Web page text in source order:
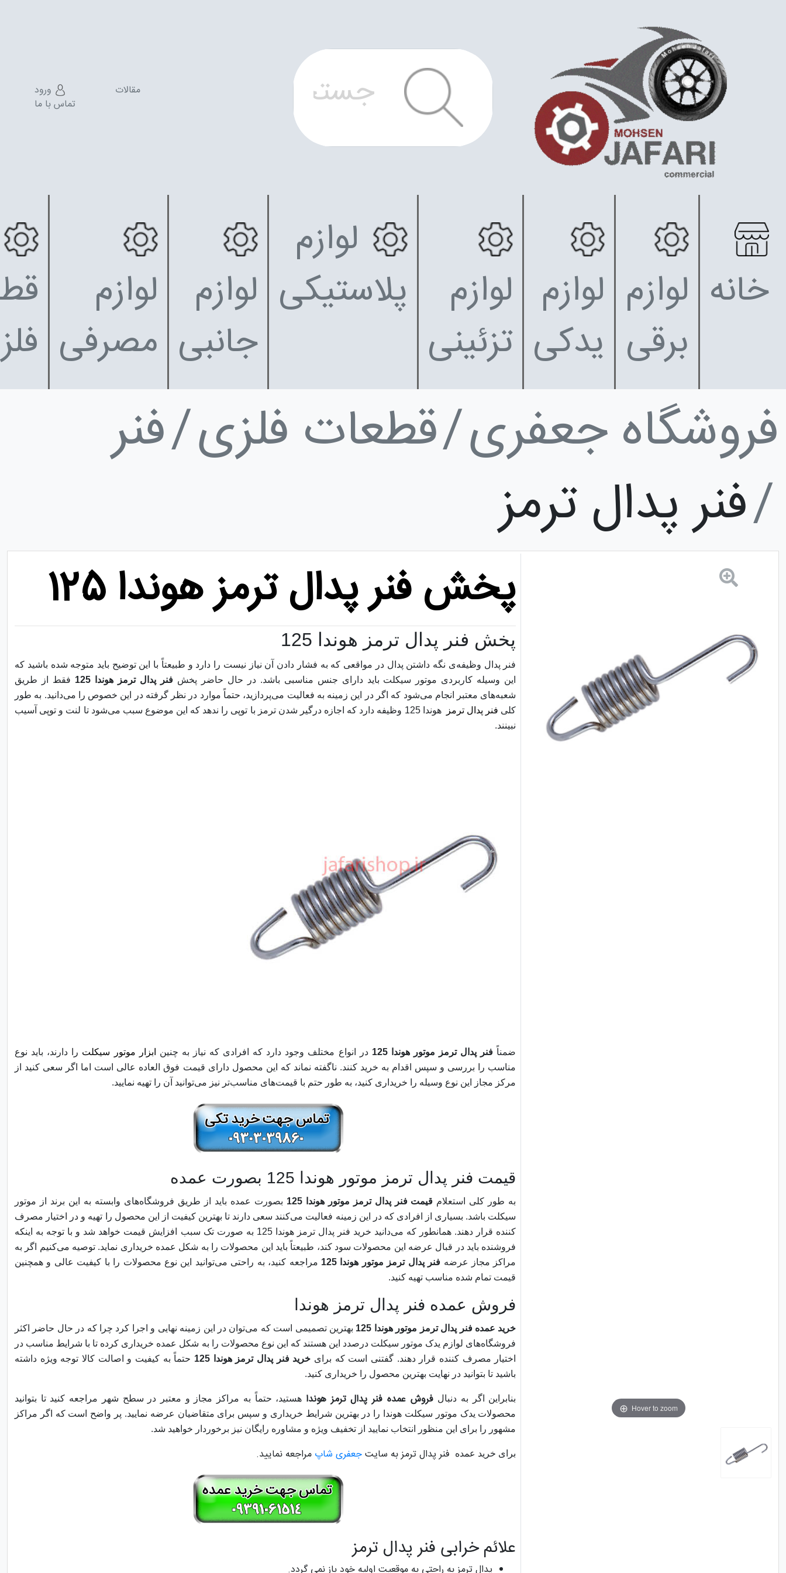
ورود
مقالات
تماس با ما
خانه لوازم
برقی
لوازم
یدکی
لوازم
تزئینی
لوازم
پلاستیکی لوازم
جانبی
لوازم
مصرفی
فروشگاه جعفری قطعات فلزی فنر
فنر پدال ترمز
Hover to zoom
پخش فنر پدال ترمز هوندا 125
پخش فنر پدال ترمز هوندا 125
فنر پدال وظیفه‌ی نگه داشتن پدال در مواقعی که به فشار دادن آن نیاز نیست را دارد و طبیعتاً با این توضیح باید متوجه شده باشید که
این وسیله کاربردی موتور سیکلت باید دارای جنس مناسبی باشد. در حال حاضر پخشفنر پدال ترمز هوندا 125
فقط از طریق
شعبه‌های معتبر انجام می‌شود که اگر در این زمینه به فعالیت می‌پردازید، حتماً موارد در نظر گرفته در این خصوص را می‌دانید. به طور
کلی فنر پدال ترمز
هوندا 125 وظیفه دارد که اجازه درگیر شدن ترمز با توپی را ندهد که این موضوع سبب می‌شود تا لنت و توپی آسیب
نبینند.
ضمناً فنر پدال ترمز موتور هوندا 125 در انواع مختلف وجود دارد که افرادی که نیاز به چنین ابزار موتور سیکلت را دارند، باید نوع
مناسب را بررسی و سپس اقدام به خرید کنند. ناگفته نماند که این محصول دارای قیمت فوق العاده عالی است اما اگر سعی کنید از
مرکز مجاز این نوع وسیله را خریداری کنید، به طور حتم با قیمت‌های مناسب‌تر نیز می‌توانید آن را تهیه نمایید.
قیمت فنر پدال ترمز موتور هوندا 125 بصورت عمده
به طور کلی استعلام قیمت فنر پدال ترمز موتور هوندا 125
بصورت عمده باید از طریق فروشگاه‌های وابسته به این برند از موتور
سیکلت باشد. بسیاری از افرادی که در این زمینه فعالیت می‌کنند سعی دارند تا بهترین کیفیت از این محصول را تهیه و در اختیار مصرف
کننده قرار دهند. همانطور که می‌دانید خرید فنر پدال ترمز هوندا 125 به صورت تک سبب افزایش قیمت خواهد شد و با توجه به اینکه
فروشنده باید در قبال عرضه این محصولات سود کند، طبیعتاً باید این محصولات را به شکل عمده خریداری نماید. توصیه می‌کنیم اگر به
مراکز مجاز عرضه فنر پدال ترمز موتور هوندا 125
مراجعه کنید، به راحتی می‌توانید این نوع محصولات را با کیفیت عالی و همچنین
قیمت تمام شده مناسب تهیه کنید.
فروش عمده فنر پدال ترمز هوندا
خرید عمده فنر پدال ترمز موتور هوندا 125
بهترین تصمیمی است که می‌توان در این زمینه نهایی و اجرا کرد چرا که در حال حاضر اکثر
فروشگاه‌های لوازم یدک موتور سیکلت درصدد این هستند که این نوع محصولات را به شکل عمده خریداری کرده تا با شرایط مناسب در
اختیار مصرف کننده قرار دهند. گفتنی است که برای خرید فنر پدال ترمز هوندا 125
حتماً به کیفیت و اصالت کالا توجه ویژه داشته
باشید تا بتوانید در نهایت بهترین محصول را خریداری کنید.
بنابراین اگر به دنبال فروش عمده فنر پدال ترمز هوندا هستید، حتماً به مراکز مجاز و معتبر در سطح شهر مراجعه کنید تا بتوانید
محصولات یدک موتور سیکلت هوندا را در بهترین شرایط خریداری و سپس برای متقاضیان عرضه نمایید. پر واضح است که اگر مراکز
مشهور را برای این منظور انتخاب نمایید از تخفیف ویژه و مشاوره رایگان نیز برخوردار خواهید شد.
برای خرید عمده فنر پدال ترمز به سایتجعفری شاپ مراجعه نمایید.
علائم خرابی فنر پدال ترمز
پدال ترمز به راحتی به موقعیت اولیه خود باز نمی گردد.